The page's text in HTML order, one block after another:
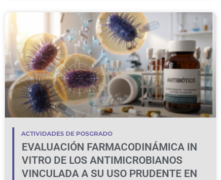
ACTIVIDADES DE POSGRADO
EVALUACIÓN FARMACODINÁMICA IN
VITRO DE LOS ANTIMICROBIANOS
VINCULADA A SU USO PRUDENTE EN